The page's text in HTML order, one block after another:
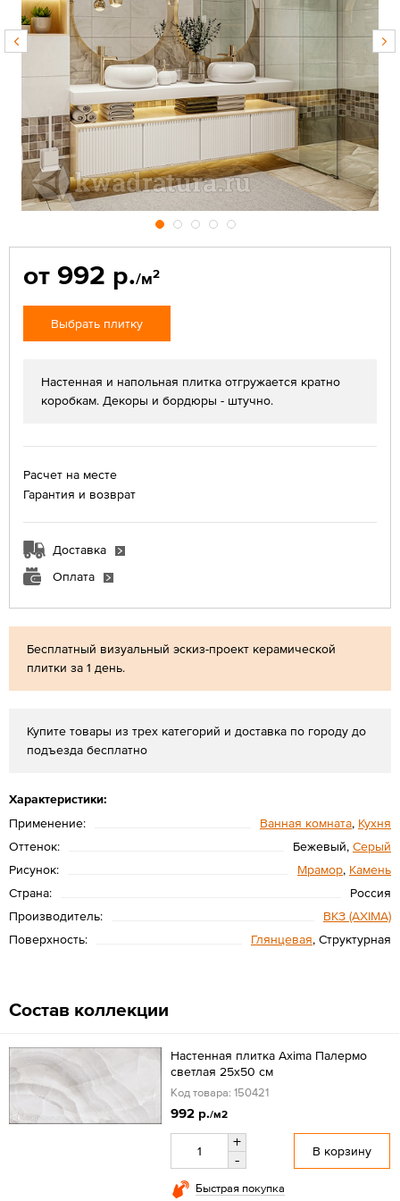
Бесплатный визуальный эскиз-проект керамической
плитки за 1 день.
Купите товары из трех категорий и доставка по городу до
подъезда бесплатно
Характеристики:
Применение:
Ванная комната, Кухня
Оттенок:
Бежевый, Серый
Рисунок:
Мрамор, Камень
Страна:
Россия
Производитель:
ВКЗ (AXIMA)
Поверхность:
Глянцевая, Структурная
от 992 р./м2
Выбрать плитку
Настенная и напольная плитка отгружается кратно
коробкам. Декоры и бордюры - штучно.
Расчет на месте
Гарантия и возврат
Доставка
Оплата
Состав коллекции
Настенная плитка Axima Палермо
светлая 25x50 см
Код товара: 150421
992 р./м2
+
-
В корзину
Быстрая покупка